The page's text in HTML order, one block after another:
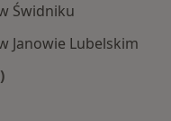
Świdniku
Janowie Lubelskim